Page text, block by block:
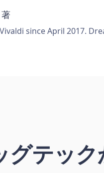
著
since April 2017.
グテッ